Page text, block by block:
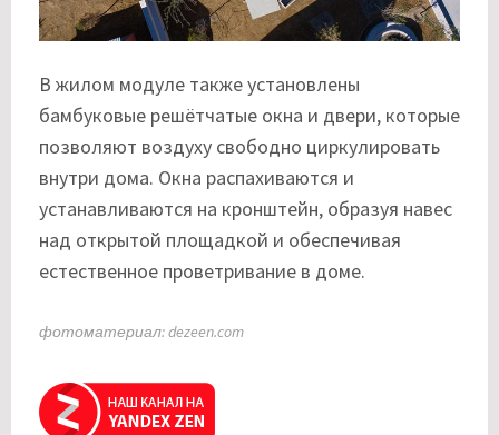
В жилом модуле также установлены
бамбуковые решётчатые окна и двери, которые
позволяют воздуху свободно циркулировать
внутри дома. Окна распахиваются и
устанавливаются на кронштейн, образуя навес
над открытой площадкой и обеспечивая
естественное проветривание в доме.
фотоматериал: dezeen.com